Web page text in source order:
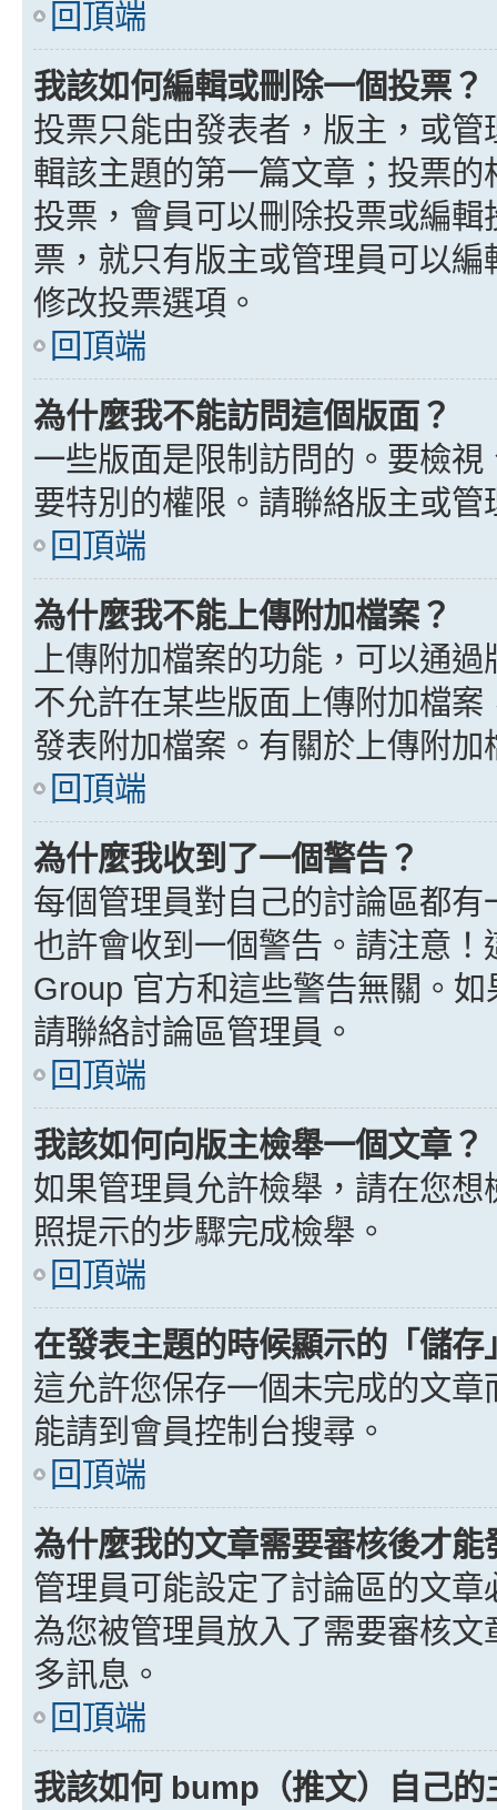
回頂端
我該如何編輯或刪除一個投票？
投票只能由發表者，版主，或
輯該主題的第一篇文章；投票
投票，會員可以刪除投票或編
票，就只有版主或管理員可以
修改投票選項。
回頂端
為什麼我不能訪問這個版面？
一些版面是限制訪問的。要檢
要特別的權限。請聯絡版主或管
回頂端
為什麼我不能上傳附加檔案？
上傳附加檔案的功能，可以通
不允許在某些版面上傳附加檔
發表附加檔案。有關於上傳附
回頂端
為什麼我收到了一個警告？
每個管理員對自己的討論區都
也許會收到一個警告。請注意
Group 官方和這些警告無關。
請聯絡討論區管理員。
回頂端
我該如何向版主檢舉一個文章？
如果管理員允許檢舉，請在您
照提示的步驟完成檢舉。
回頂端
在發表主題的時候顯示的「儲
這允許您保存一個未完成的文
能請到會員控制台搜尋。
回頂端
為什麼我的文章需要審核後才能
管理員可能設定了討論區的文
為您被管理員放入了需要審核
多訊息。
回頂端
我該如何 bump（推文）自己的